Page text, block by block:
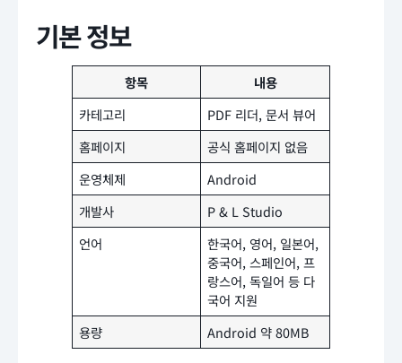
기본 정보
항목
내용
카테고리
PDF 리더, 문서 뷰어
홈페이지
공식 홈페이지 없음
운영체제
Android
개발사
P & L Studio
언어
한국어, 영어, 일본어,
중국어, 스페인어, 프
랑스어, 독일어 등 다
국어 지원
용량
Android 약 80MB